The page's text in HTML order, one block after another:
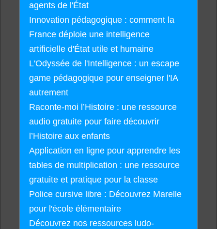
agents de l'État
Innovation pédagogique : comment la
France déploie une intelligence
artificielle d'État utile et humaine
L'Odyssée de l'Intelligence : un escape
game pédagogique pour enseigner l'IA
autrement
Raconte-moi l’Histoire : une ressource
audio gratuite pour faire découvrir
l’Histoire aux enfants
Application en ligne pour apprendre les
tables de multiplication : une ressource
gratuite et pratique pour la classe
Police cursive libre : Découvrez Marelle
pour l'école élémentaire
Découvrez nos ressources ludo-